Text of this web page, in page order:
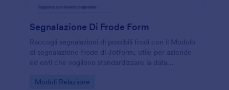
Segnalazione Di Frode Form
Raccogli segnalazioni di possibili frodi con il Modulo
di segnalazione frode di Jotform, utile per aziende
ed enti che vogliono standardizzare la data
submission in modo ordinato.
Go to Category:
Moduli Relazione